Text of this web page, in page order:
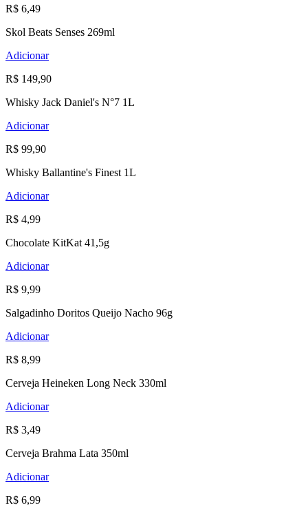
R$ 6,49
Skol Beats Senses 269ml
Adicionar
R$ 149,90
Whisky Jack Daniel's N°7 1L
Adicionar
R$ 99,90
Whisky Ballantine's Finest 1L
Adicionar
R$ 4,99
Chocolate KitKat 41,5g
Adicionar
R$ 9,99
Salgadinho Doritos Queijo Nacho 96g
Adicionar
R$ 8,99
Cerveja Heineken Long Neck 330ml
Adicionar
R$ 3,49
Cerveja Brahma Lata 350ml
Adicionar
R$ 6,99